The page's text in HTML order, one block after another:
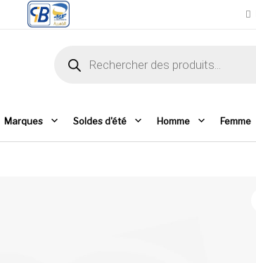
Marques Soldes d'été Homme Femme